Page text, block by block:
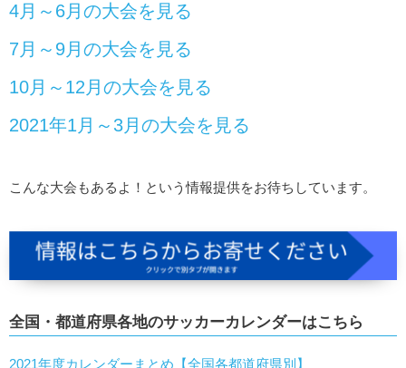
4月～6月の大会を見る
7月～9月の大会を見る
10月～12月の大会を見る
2021年1月～3月の大会を見る
こんな大会もあるよ！という情報提供をお待ちしています。
全国・都道府県各地のサッカーカレンダーはこちら
2021年度カレンダーまとめ【全国各都道府県別】